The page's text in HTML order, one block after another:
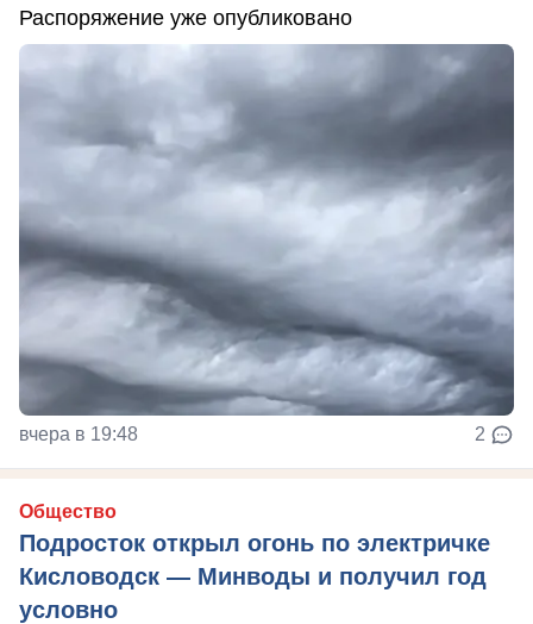
Распоряжение уже опубликовано
вчера в 19:48 2
Общество
Подросток открыл огонь по электричке
Кисловодск — Минводы и получил год
условно